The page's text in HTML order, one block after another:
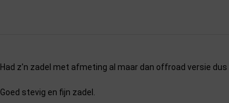
Had z'n zadel met afmeting al maar dan offroad versie
Goed stevig en fijn zadel.